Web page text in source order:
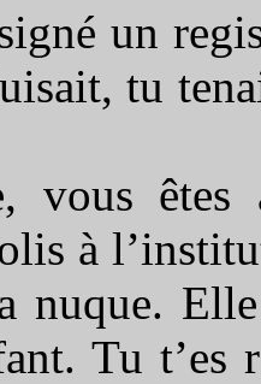
un
tu
vous êtes
à
nuque.
Tu